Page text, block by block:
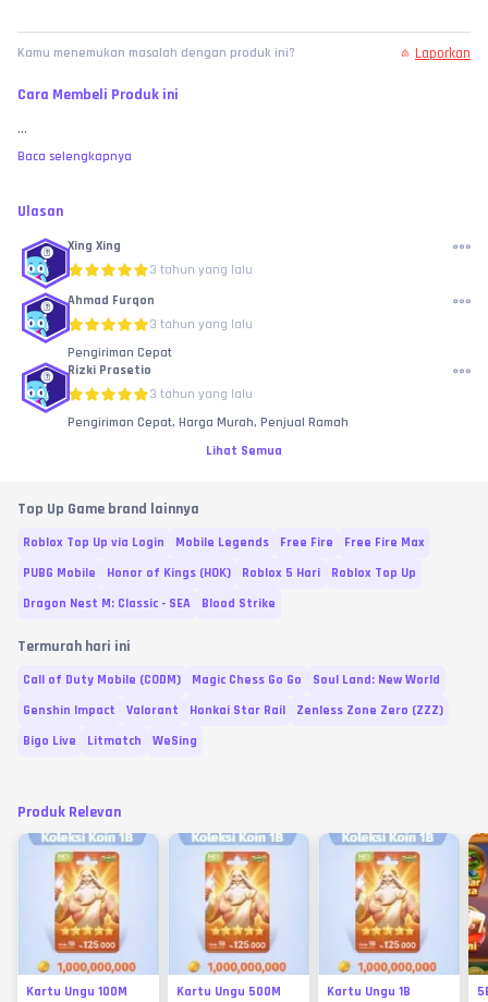
Kamu menemukan masalah dengan produk ini? Laporkan
Cara Membeli Produk ini
...
Baca selengkapnya
Ulasan
Xing Xing
3 tahun yang lalu
Ahmad Furqon
3 tahun yang lalu
Pengiriman Cepat
Rizki Prasetio
3 tahun yang lalu
Pengiriman Cepat, Harga Murah, Penjual Ramah
Lihat Semua
Top Up Game brand lainnya
Roblox Top Up via Login Mobile Legends Free Fire
Free Fire Max
PUBG Mobile
Honor of Kings (HOK) Roblox 5 Hari
Roblox Top Up
Dragon Nest M: Classic - SEA
Blood Strike
Termurah hari ini
Call of Duty Mobile (CODM) Magic Chess Go Go
Soul Land: New World
Genshin Impact
Valorant Honkai Star Rail
Zenless Zone Zero (ZZZ)
Bigo Live
Litmatch WeSing
Produk Relevan
Kartu Ungu 100M Kartu Ungu 500M Kartu Ungu 1B